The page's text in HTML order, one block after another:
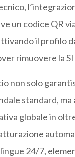
un codice QR
il profilo
rimuovere la
non solo
standard, ma
globale in
24/7,